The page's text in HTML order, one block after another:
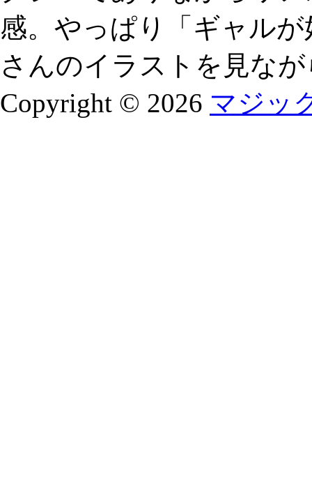
感。やっぱり「ギャル
さんのイラストを見な
Copyright © 2026 マジッ